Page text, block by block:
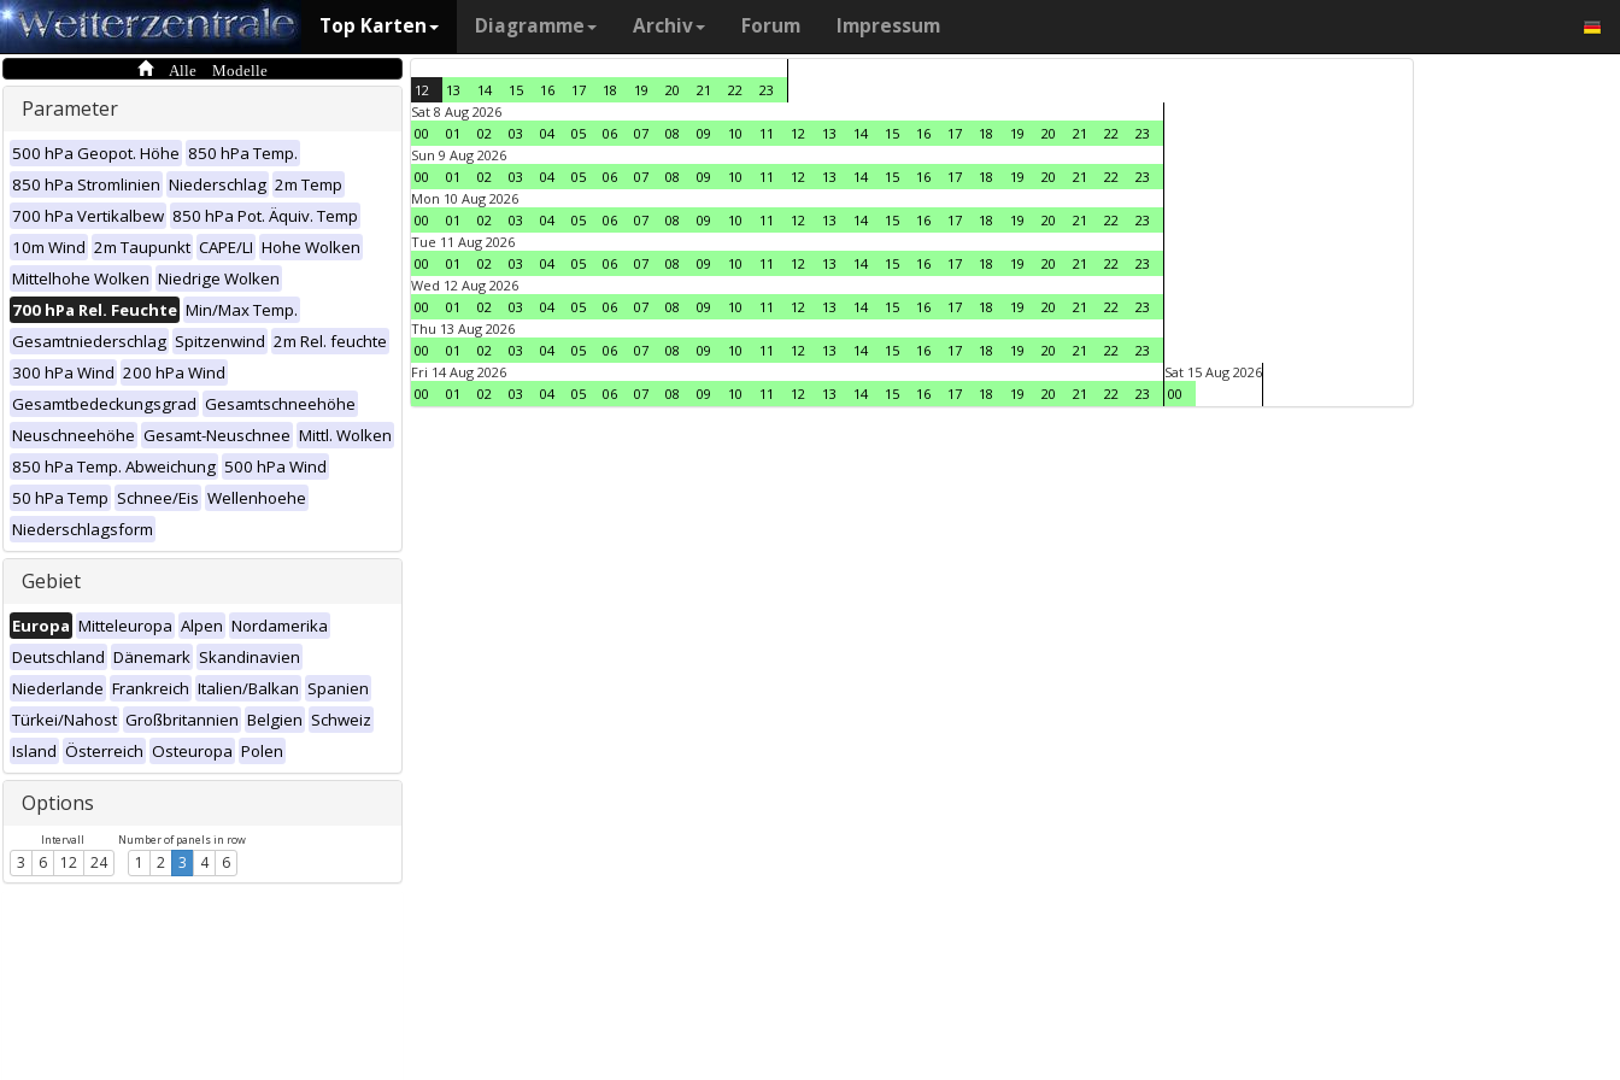
Top Karten Diagramme Archiv Forum Impressum
Alle Modelle
Parameter
500 hPa Geopot. Höhe 850 hPa Temp.
850 hPa Stromlinien Niederschlag 2m Temp
700 hPa Vertikalbew 850 hPa Pot. Äquiv. Temp
10m Wind 2m Taupunkt CAPE/LI Hohe Wolken
Mittelhohe Wolken Niedrige Wolken
700 hPa Rel. Feuchte Min/Max Temp.
Gesamtniederschlag Spitzenwind 2m Rel. feuchte
300 hPa Wind 200 hPa Wind
Gesamtbedeckungsgrad Gesamtschneehöhe
Neuschneehöhe Gesamt-Neuschnee Mittl. Wolken
850 hPa Temp. Abweichung 500 hPa Wind
50 hPa Temp Schnee/Eis Wellenhoehe
Niederschlagsform
Gebiet
Europa Mitteleuropa Alpen Nordamerika
Deutschland Dänemark Skandinavien
Niederlande Frankreich Italien/Balkan Spanien
Türkei/Nahost Großbritannien Belgien Schweiz
Island Österreich Osteuropa Polen
Options
Intervall
3 6 12 24
Number of panels in row
1 2 3 4 6
12 13 14 15 16 17 18 19 20 21 22
23
Sat 8 Aug 2026
00
01 02 03 04 05 06 07 08 09 10 11 12 13 14 15 16 17 18 19 20 21 22
23
Sun 9 Aug 2026
00
01 02 03 04 05 06 07 08 09 10 11 12 13 14 15 16 17 18 19 20 21 22
23
Mon 10 Aug 2026
00
01 02 03 04 05 06 07 08 09 10 11 12 13 14 15 16 17 18 19 20 21 22
23
Tue 11 Aug 2026
00
01 02 03 04 05 06 07 08 09 10 11 12 13 14 15 16 17 18 19 20 21 22
23
Wed 12 Aug 2026
00
01 02 03 04 05 06 07 08 09 10 11 12 13 14 15 16 17 18 19 20 21 22
23
Thu 13 Aug 2026
00
01 02 03 04 05 06 07 08 09 10 11 12 13 14 15 16 17 18 19 20 21 22
23
Fri 14 Aug 2026
00
01 02 03 04 05 06 07 08 09 10 11 12 13 14 15 16 17 18 19 20 21 22 23
Sat 15 Aug 2026
00